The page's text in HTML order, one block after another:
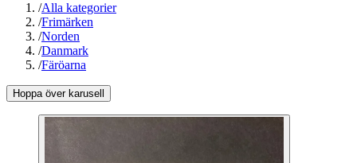
/Alla kategorier
/Frimärken
/Norden
/Danmark
/Färöarna
Hoppa över karusell